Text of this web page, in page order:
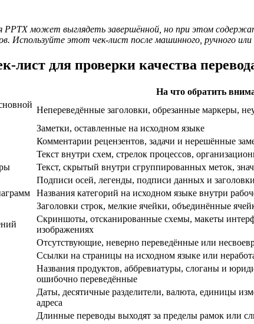
PPTX может выглядеть завершённой, но при этом
Используйте этот чек-лист после машинного, ручного
лист для проверки качества
На что обратить
Непереведённые заголовки, обрезанные маркеры,
Заметки, оставленные на исходном языке
Комментарии рецензентов, задачи и нерешённые
Текст внутри схем, стрелок процессов,
Текст, скрытый внутри сгруппированных меток,
Подписи осей, легенды, подписи данных и
Названия категорий на исходном языке внутри
Заголовки строк, мелкие ячейки, объединённые
Скриншоты, отсканированные схемы, макеты
изображениях
Отсутствующие, неверно переведённые или
Ссылки на страницы на исходном языке или
Названия продуктов, аббревиатуры, слоганы и
ошибочно переведённые
Даты, десятичные разделители, валюта, единицы
адреса
Длинные переводы выходят за пределы рамок или